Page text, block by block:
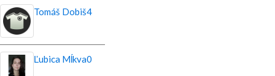
Tomáš Dobiš4
Ľubica Mĺkva0